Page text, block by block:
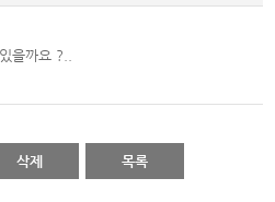
을까요 ?..
삭제 목록